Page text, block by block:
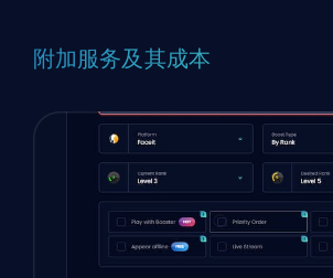
附加服务及其成本